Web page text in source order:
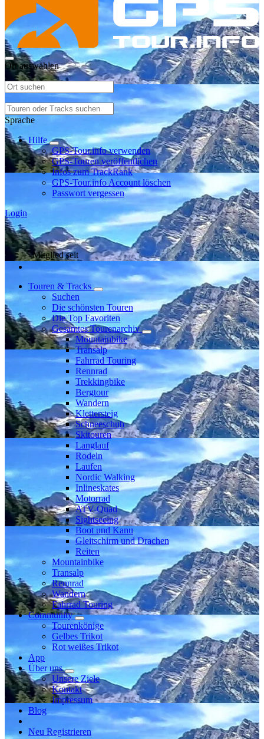
Ort auswählen
Sprache
Hilfe
GPS-Tour.info verwenden
GPS-Touren veröffentlichen
Infos zum TrackRank
GPS-Tour.info Account löschen
Passwort vergessen
Login
Mitglied seit
Touren & Tracks
Suchen
Die schönsten Touren
Die Top Favoriten
Gesamtes Tourenarchiv
Mountainbike
Transalp
Fahrrad Touring
Rennrad
Trekkingbike
Bergtour
Wandern
Klettersteig
Schneeschuh
Skitouren
Langlauf
Rodeln
Laufen
Nordic Walking
Inlineskates
Motorrad
ATV-Quad
Sightseeing
Boot und Kanu
Gleitschirm und Drachen
Reiten
Mountainbike
Transalp
Rennrad
Wandern
Fahrrad Touring
Community
Tourenkönige
Gelbes Trikot
Rot weißes Trikot
App
Über uns
Unsere Ziele
Kontakt
Impressum
Blog
Neu Registrieren